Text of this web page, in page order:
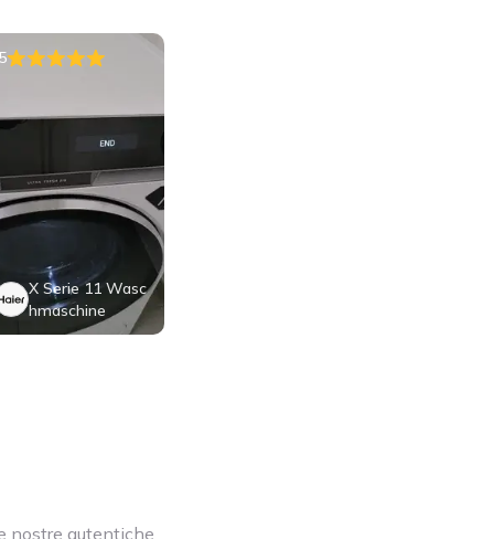
X Serie 11 Wasc
hmaschine
nostre autentiche